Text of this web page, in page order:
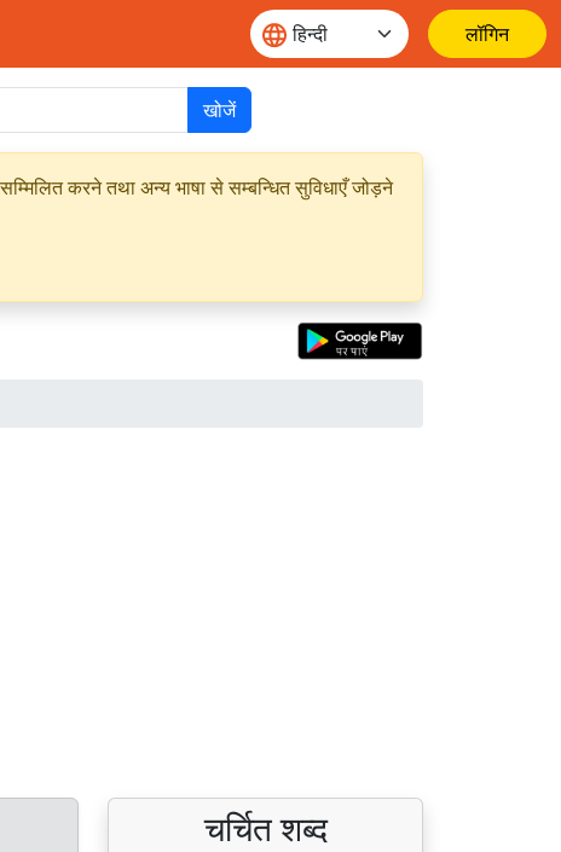
लॉगिन
खोजें
करने तथा अन्य भाषा से सम्बन्धित सुविधाएँ जोड़ने
चर्चित शब्द